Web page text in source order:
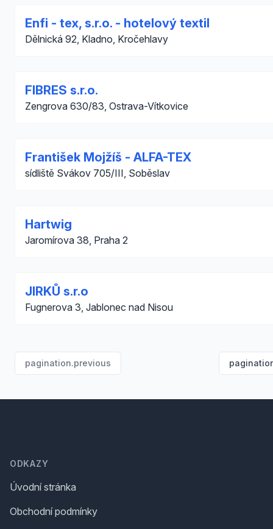
Enfi - tex, s.r.o. - hotelový textil
Dělnická 92, Kladno, Kročehlavy
FIBRES s.r.o.
Zengrova 630/83, Ostrava-Vítkovice
František Mojžíš - ALFA-TEX
sídliště Svákov 705/III, Soběslav
Hartwig
Jaromírova 38, Praha 2
JIRKŮ s.r.o
Fugnerova 3, Jablonec nad Nisou
pagination.previous
ODKAZY
Úvodní stránka
Obchodní podmínky